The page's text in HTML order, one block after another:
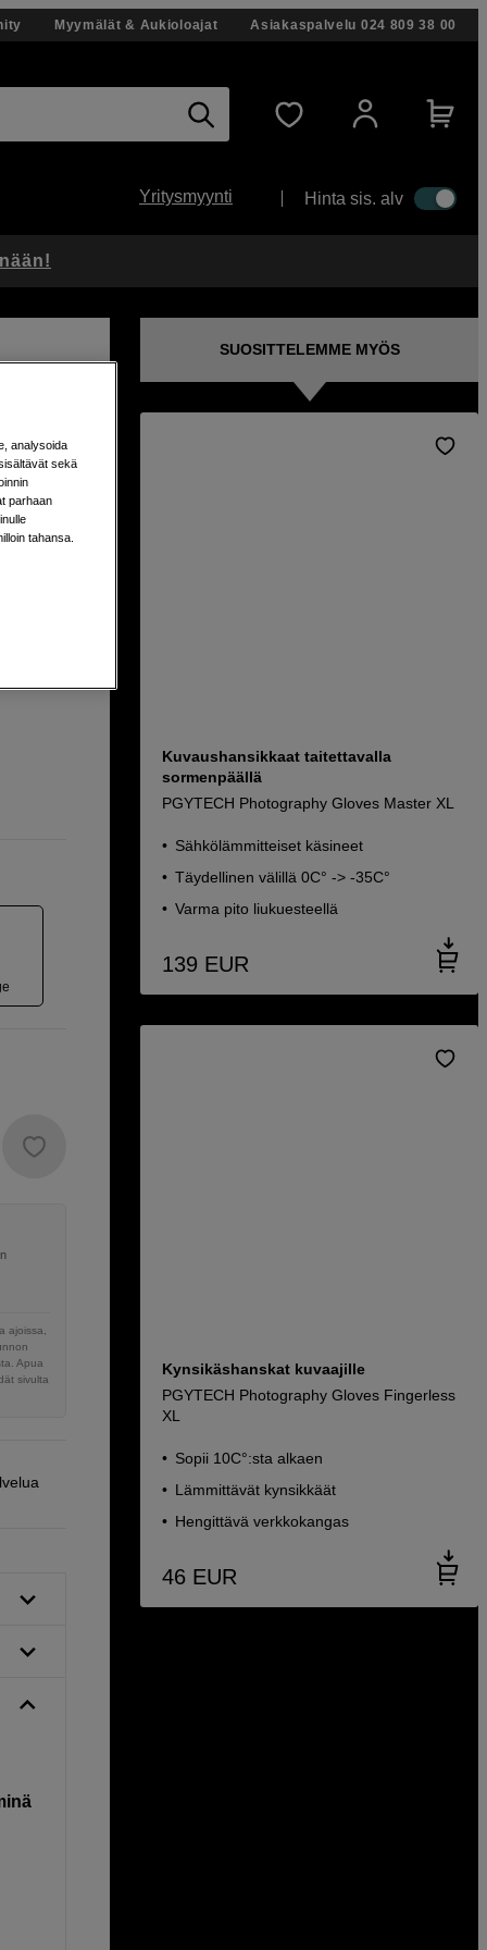
Myymälät & Aukioloajat Asiakaspalvelu 024 809 38 00
Yritysmyynti Hinta sis. alv
ajoissa,
Apua
sivulta
SUOSITTELEMME MYÖS
Kuvaushansikkaat taitettavalla
sormenpäällä
PGYTECH Photography Gloves Master XL
Sähkölämmitteiset käsineet
Täydellinen välillä 0C° -> -35C°
Varma pito liukuesteellä
139 EUR
Kynsikäshanskat kuvaajille
PGYTECH Photography Gloves Fingerless
XL
Sopii 10C°:sta alkaen
Lämmittävät kynsikkäät
Hengittävä verkkokangas
46 EUR
analysoida
sekä
parhaan
tahansa.